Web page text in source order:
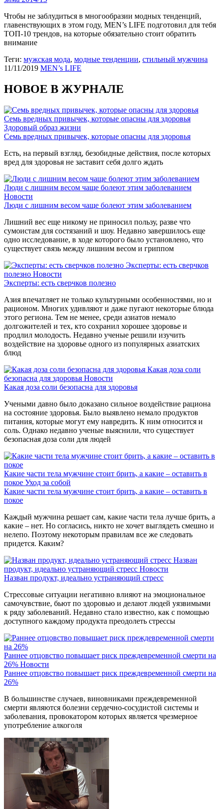
Чтобы не заблудиться в многообразии модных тенденций,
главенствующих в этом году, MEN’s LIFE подготовил для тебя
ТОП-10 трендов, на которые обязательно стоит обратить
внимание
Теги: мужская мода, модные тенденции, стильный мужчина
11/11/2019 MEN’s LIFE
НОВОЕ В ЖУРНАЛЕ
Семь вредных привычек, которые опасны для здоровья
Здоровый образ жизни
Семь вредных привычек, которые опасны для здоровья
Есть, на первый взгляд, безобидные действия, после которых
вред для здоровья не заставит себя долго ждать
Люди с лишним весом чаще болеют этим заболеванием
Новости
Люди с лишним весом чаще болеют этим заболеванием
Лишний вес еще никому не приносил пользу, разве что
сумоистам для состязаний и шоу. Недавно завершилось еще
одно исследование, в ходе которого было установлено, что
существует связь между лишним весом и гриппом
Эксперты: есть сверчков
полезно Новости
Эксперты: есть сверчков полезно
Азия впечатляет не только культурными особенностями, но и
рационом. Многих удивляют и даже пугают некоторые блюда
этого региона. Тем не менее, среди азиатов немало
долгожителей и тех, кто сохранил хорошее здоровье и
продлил молодость. Недавно ученые решили изучить
воздействие на здоровье одного из популярных азиатских
блюд
Какая доза соли
безопасна для здоровья Новости
Какая доза соли безопасна для здоровья
Учеными давно было доказано сильное воздействие рациона
на состояние здоровья. Было выявлено немало продуктов
питания, которые могут ему навредить. К ним относится и
соль. Однако недавно ученые выяснили, что существует
безопасная доза соли для людей
Какие части тела мужчине стоит брить, а какие – оставить в
покое Уход за собой
Какие части тела мужчине стоит брить, а какие – оставить в
покое
Каждый мужчина решает сам, какие части тела лучше брить, а
какие – нет. Но согласись, никто не хочет выглядеть смешно и
нелепо. Поэтому некоторым правилам все же следовать
придется. Каким?
Назван
продукт, идеально устраняющий стресс Новости
Назван продукт, идеально устраняющий стресс
Стрессовые ситуации негативно влияют на эмоциональное
самочувствие, бьют по здоровью и делают людей уязвимыми
к ряду заболеваний. Недавно стало известно, как с помощью
доступного каждому продукта преодолеть стрессы
Раннее отцовство повышает риск преждевременной смерти на
26% Новости
Раннее отцовство повышает риск преждевременной смерти на
26%
В большинстве случаев, виновниками преждевременной
смерти являются болезни сердечно-сосудистой системы и
заболевания, провокатором которых является чрезмерное
употребление алкоголя